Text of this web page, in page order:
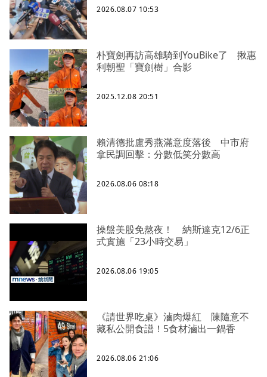
2026.08.07 10:53
朴寶劍再訪高雄騎到YouBike了 揪惠
利朝聖「寶劍樹」合影
2025.12.08 20:51
賴清德批盧秀燕滿意度落後 中市府
拿民調回擊：分數低笑分數高
2026.08.06 08:18
操盤美股免熬夜！ 納斯達克12/6正
式實施「23小時交易」
2026.08.06 19:05
《請世界吃桌》滷肉爆紅 陳隨意不
藏私公開食譜！5食材滷出一鍋香
2026.08.06 21:06